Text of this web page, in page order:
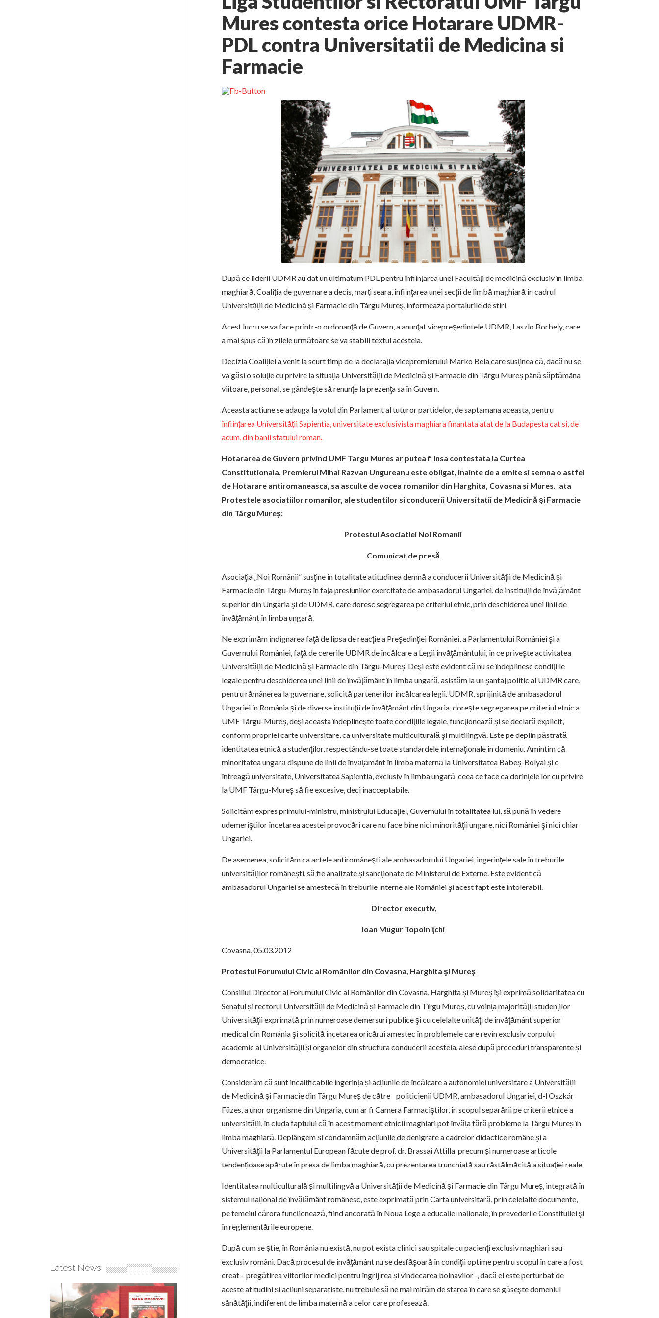
Mures contesta orice Hotarare UDMR-
PDL contra Universitatii de Medicina si
Farmacie
După ce liderii UDMR au dat un ultimatum PDL pentru înființarea unei Facultăți de medicină exclusiv în limba
maghiară, Coaliția de guvernare a decis, marți seara, înfiinţarea unei secţii de limbă maghiară în cadrul
Universităţii de Medicină şi Farmacie din Târgu Mureş, informeaza portalurile de stiri.
Acest lucru se va face printr-o ordonanţă de Guvern, a anunţat vicepreşedintele UDMR, Laszlo Borbely, care
a mai spus că în zilele următoare se va stabili textul acesteia.
Decizia Coaliției a venit la scurt timp de la declaraţia vicepremierului Marko Bela care susţinea că, dacă nu se
va găsi o soluţie cu privire la situaţia Universităţii de Medicină şi Farmacie din Târgu Mureş până săptămâna
viitoare, personal, se gândeşte să renunţe la prezenţa sa în Guvern.
Aceasta actiune se adauga la votul din Parlament al tuturor partidelor, de saptamana aceasta, pentru
înființarea Universității Sapientia, universitate exclusivista maghiara finantata atat de la Budapesta cat si, de
acum, din banii statului roman.
Hotararea de Guvern privind UMF Targu Mures ar putea fi insa contestata la Curtea
Constitutionala. Premierul Mihai Razvan Ungureanu este obligat, inainte de a emite si semna o astfel
de Hotarare antiromaneasca, sa asculte de vocea romanilor din Harghita, Covasna si Mures. Iata
Protestele asociatiilor romanilor, ale studentilor si conducerii Universitatii de Medicină şi Farmacie
din Târgu Mureş:
Protestul Asociatiei Noi Romanii
Comunicat de presă
Asociaţia „Noi Românii” susţine în totalitate atitudinea demnă a conducerii Universităţii de Medicină şi
Farmacie din Târgu-Mureş în faţa presiunilor exercitate de ambasadorul Ungariei, de instituţii de învăţământ
superior din Ungaria şi de UDMR, care doresc segregarea pe criteriul etnic, prin deschiderea unei linii de
învăţământ în limba ungară.
Ne exprimăm indignarea faţă de lipsa de reacţie a Preşedinţiei României, a Parlamentului României şi a
Guvernului României, faţă de cererile UDMR de încălcare a Legii învăţământului, în ce priveşte activitatea
Universităţii de Medicină şi Farmacie din Târgu-Mureş. Deşi este evident că nu se îndeplinesc condiţiile
legale pentru deschiderea unei linii de învăţământ în limba ungară, asistăm la un şantaj politic al UDMR care,
pentru rămânerea la guvernare, solicită partenerilor încălcarea legii. UDMR, sprijinită de ambasadorul
Ungariei în România şi de diverse instituţii de învăţământ din Ungaria, doreşte segregarea pe criteriul etnic a
UMF Târgu-Mureş, deşi aceasta îndeplineşte toate condiţiile legale, funcţionează şi se declară explicit,
conform propriei carte universitare, ca universitate multiculturală şi multilingvă. Este pe deplin păstrată
identitatea etnică a studenţilor, respectându-se toate standardele internaţionale în domeniu. Amintim că
minoritatea ungară dispune de linii de învăţământ în limba maternă la Universitatea Babeş-Bolyai şi o
întreagă universitate, Universitatea Sapientia, exclusiv în limba ungară, ceea ce face ca dorinţele lor cu privire
la UMF Târgu-Mureş să fie excesive, deci inacceptabile.
Solicităm expres primului-ministru, ministrului Educaţiei, Guvernului în totalitatea lui, să pună în vedere
udemeriştilor încetarea acestei provocări care nu face bine nici minorităţii ungare, nici României şi nici chiar
Ungariei.
De asemenea, solicităm ca actele antiromâneşti ale ambasadorului Ungariei, ingerinţele sale în treburile
universităţilor româneşti, să fie analizate şi sancţionate de Ministerul de Externe. Este evident că
ambasadorul Ungariei se amestecă în treburile interne ale României şi acest fapt este intolerabil.
Director executiv,
Ioan Mugur Topolniţchi
Covasna, 05.03.2012
Protestul Forumului Civic al Românilor din Covasna, Harghita şi Mureş
Consiliul Director al Forumului Civic al Românilor din Covasna, Harghita şi Mureş îşi exprimă solidaritatea cu
Senatul și rectorul Universității de Medicină și Farmacie din Tîrgu Mureș, cu voinţa majorităţii studenţilor
Universităţii exprimată prin numeroase demersuri publice şi cu celelalte unităţi de învăţământ superior
medical din România şi solicită încetarea oricărui amestec în problemele care revin exclusiv corpului
academic al Universităţii și organelor din structura conducerii acesteia, alese după proceduri transparente și
democratice.
Considerăm că sunt incalificabile ingerința și acțiunile de încălcare a autonomiei universitare a Universității
de Medicină și Farmacie din Târgu Mureș de către politicienii UDMR, ambasadorul Ungariei, d-l Oszkár
Füzes, a unor organisme din Ungaria, cum ar fi Camera Farmaciştilor, în scopul separării pe criterii etnice a
universității, în ciuda faptului că în acest moment etnicii maghiari pot învăța fără probleme la Târgu Mureș în
limba maghiară. Deplângem și condamnăm acţiunile de denigrare a cadrelor didactice române şi a
Universităţii la Parlamentul European făcute de prof. dr. Brassai Attilla, precum și numeroase articole
tendențioase apărute în presa de limba maghiară, cu prezentarea trunchiată sau răstălmăcită a situaţiei reale.
Identitatea multiculturală și multilingvă a Universității de Medicină și Farmacie din Târgu Mureș, integrată în
sistemul național de învățământ românesc, este exprimată prin Carta universitară, prin celelalte documente,
pe temeiul cărora funcționează, fiind ancorată în Noua Lege a educației naționale, în prevederile Constituției şi
în reglementările europene.
După cum se știe, în România nu există, nu pot exista clinici sau spitale cu pacienţi exclusiv maghiari sau
exclusiv români. Dacă procesul de învăţământ nu se desfăşoară în condiţii optime pentru scopul în care a fost
creat – pregătirea viitorilor medici pentru îngrijirea și vindecarea bolnavilor -, dacă el este perturbat de
aceste atitudini și acțiuni separatiste, nu trebuie să ne mai mirăm de starea în care se găseşte domeniul
sănătăţii, indiferent de limba maternă a celor care profesează.
Latest News